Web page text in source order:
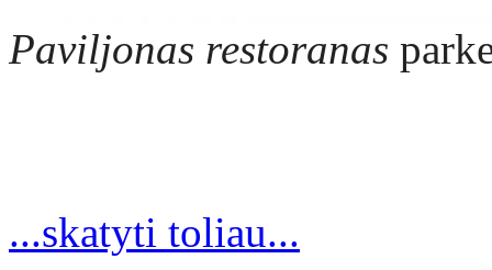
Paviljonas restoranas
...skatyti toliau...